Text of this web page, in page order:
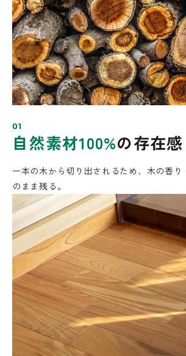
01
自然素材100%の存在感
一本の木から切り出されるため、 木の香り
のまま残る。